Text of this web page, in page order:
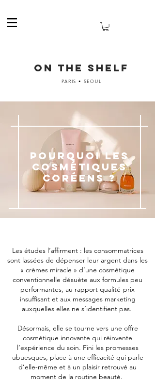
ON THE SHELF
PARIS • SEOUL
POURQUOI LES
COSMÉTIQUES
CORÉENS ?
Les études l’affirment : les consommatrices
sont lassées de dépenser leur argent dans les
« crèmes miracle » d’une cosmétique
conventionnelle désuète aux formules peu
performantes, au rapport qualité-prix
insuffisant et aux messages marketing
auxquelles elles ne s’identifient pas.
Désormais, elle se tourne vers une offre
cosmétique innovante qui réinvente
l’expérience du soin. Fini les promesses
ubuesques, place à une efficacité qui parle
d’elle-même et à un plaisir retrouvé au
moment de la routine beauté.